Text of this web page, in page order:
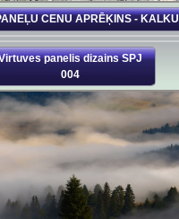
CENU APRĒĶINS -
panelis dizains SPJ
004